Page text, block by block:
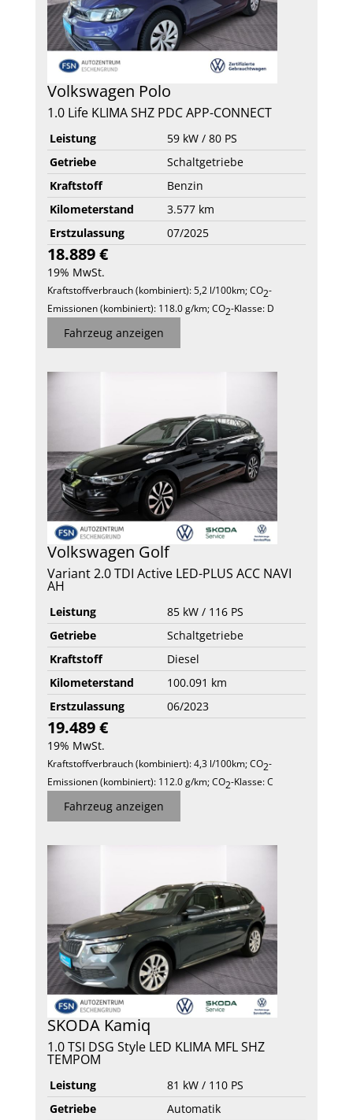
Volkswagen Polo
1.0 Life KLIMA SHZ PDC APP-CONNECT
Leistung
59 kW / 80 PS
Getriebe
Schaltgetriebe
Kraftstoff
Benzin
Kilometerstand
3.577 km
Erstzulassung
07/2025
18.889 €
19% MwSt.
Kraftstoffverbrauch (kombiniert):5,2 l/100km;CO2-
Emissionen (kombiniert): 118.0 g/km;CO2-Klasse: D
Fahrzeug anzeigen
Volkswagen Golf
Variant 2.0 TDI Active LED-PLUS ACC NAVI
AH
Leistung
85 kW / 116 PS
Getriebe
Schaltgetriebe
Kraftstoff
Diesel
Kilometerstand
100.091 km
Erstzulassung
06/2023
19.489 €
19% MwSt.
Kraftstoffverbrauch (kombiniert):4,3 l/100km;CO2-
Emissionen (kombiniert): 112.0 g/km;CO2-Klasse:C
Fahrzeug anzeigen
SKODA Kamiq
1.0 TSI DSG Style LED KLIMA MFL SHZ
TEMPOM
Leistung
81 kW / 110 PS
Getriebe
Automatik